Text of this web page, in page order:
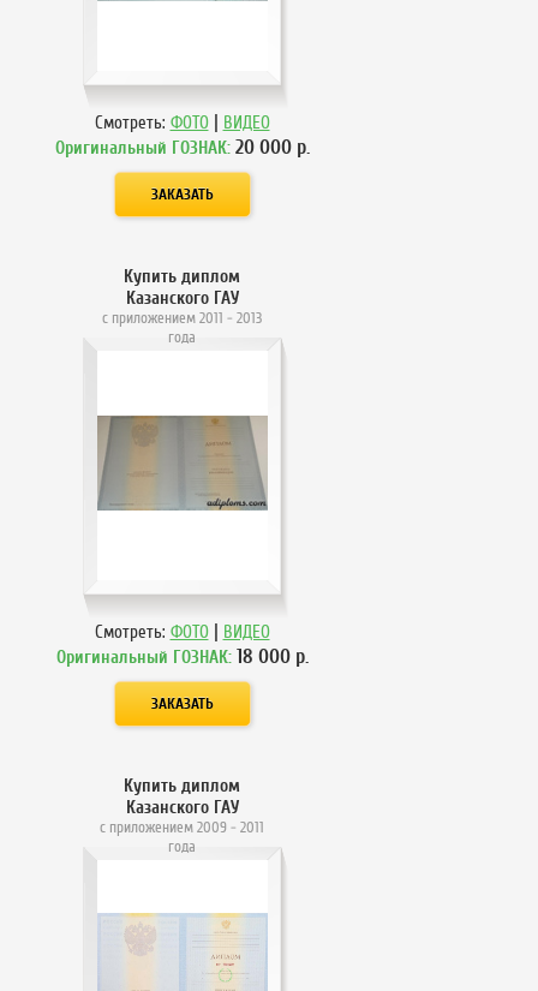
Смотреть: ФОТО | ВИДЕО
Оригинальный ГОЗНАК: 20 000р.
Купить диплом
Казанского ГАУ
с приложением 2011 - 2013
года
Смотреть: ФОТО | ВИДЕО
Оригинальный ГОЗНАК: 18 000р.
Купить диплом
Казанского ГАУ
с приложением 2009 - 2011
года